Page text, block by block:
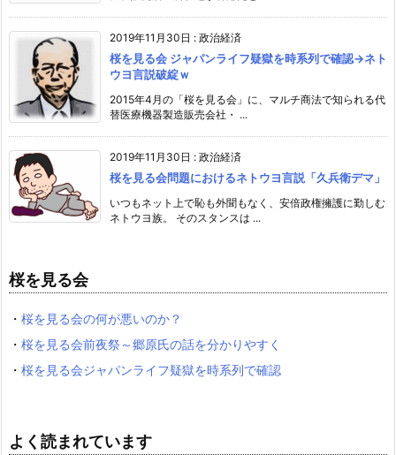
2019年11月30日 : 政治経済
桜を見る会 ジャパンライフ疑獄を時系列で確認→ネト
ウヨ言説破綻ｗ
2015年4月の「桜を見る会」に、マルチ商法で知られる代
替医療機器製造販売会社・ ...
2019年11月30日 : 政治経済
桜を見る会問題におけるネトウヨ言説「久兵衛デマ」
いつもネット上で恥も外聞もなく、安倍政権擁護に勤しむ
ネトウヨ族。 そのスタンスは ...
桜を見る会
・ 桜を見る会の何が悪いのか？
・ 桜を見る会前夜祭～郷原氏の話を分かりやすく
・ 桜を見る会ジャパンライフ疑獄を時系列で確認
よく読まれています